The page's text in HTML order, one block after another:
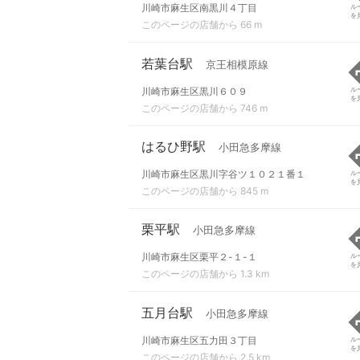
川崎市麻生区南黒川４丁目
このページの店舗から 66 m
ル
を
若葉台駅 京王相模原線
川崎市麻生区黒川６０９
このページの店舗から 746 m
ル
を
はるひ野駅 小田急多摩線
川崎市麻生区黒川字谷ツ１０２１番１
このページの店舗から 845 m
ル
を
栗平駅 小田急多摩線
川崎市麻生区栗平２-１-１
このページの店舗から 1.3 km
ル
を
五月台駅 小田急多摩線
川崎市麻生区五力田３丁目
このページの店舗から 2.5 km
ル
を